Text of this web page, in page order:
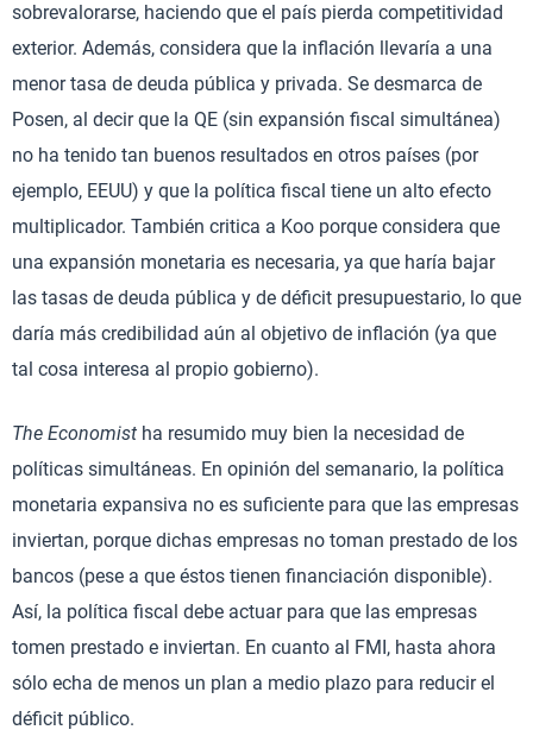
sobrevalorarse, haciendo que el país pierda competitividad
exterior. Además, considera que la inflación llevaría a una
menor tasa de deuda pública y privada. Se desmarca de
Posen, al decir que la QE (sin expansión fiscal simultánea)
no ha tenido tan buenos resultados en otros países (por
ejemplo, EEUU) y que la política fiscal tiene un alto efecto
multiplicador. También critica a Koo porque considera que
una expansión monetaria es necesaria, ya que haría bajar
las tasas de deuda pública y de déficit presupuestario, lo que
daría más credibilidad aún al objetivo de inflación (ya que
tal cosa interesa al propio gobierno).
The Economist ha resumido muy bien la necesidad de
políticas simultáneas. En opinión del semanario, la política
monetaria expansiva no es suficiente para que las empresas
inviertan, porque dichas empresas no toman prestado de los
bancos (pese a que éstos tienen financiación disponible).
Así, la política fiscal debe actuar para que las empresas
tomen prestado e inviertan. En cuanto al FMI, hasta ahora
sólo echa de menos un plan a medio plazo para reducir el
déficit público.